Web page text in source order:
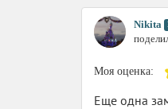
Nikita
Моя оценка:
Еще одна